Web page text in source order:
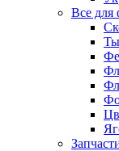
Все для